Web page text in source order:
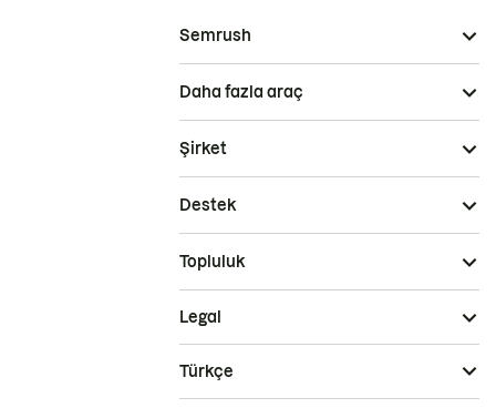
Semrush
Daha fazla araç
Şirket
Destek
Topluluk
Legal
Türkçe